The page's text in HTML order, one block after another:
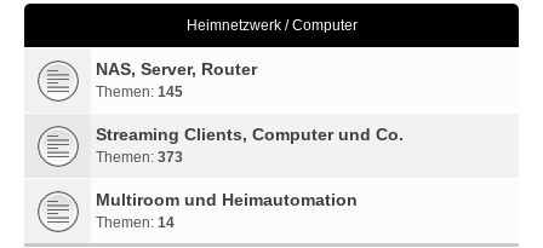
Heimnetzwerk / Computer
NAS, Server, Router
Themen: 145
Streaming Clients, Computer und Co.
Themen: 373
Multiroom und Heimautomation
Themen: 14